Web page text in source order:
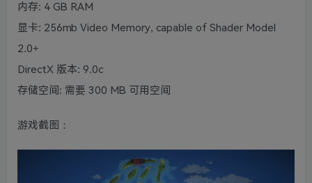
内存: 4 GB RAM
显卡: 256mb Video Memory, capable of Shader Model
2.0+
DirectX 版本: 9.0c
存储空间: 需要 300 MB 可用空间
游戏截图：